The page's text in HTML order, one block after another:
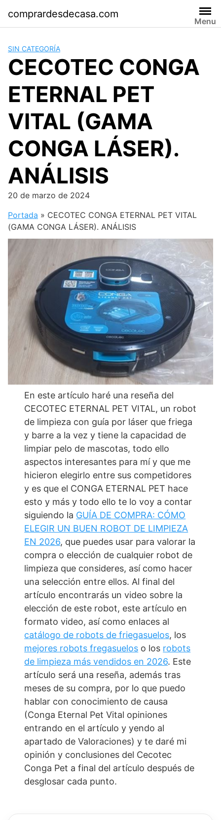
contenido
comprardesdecasa.com
Menu
SIN CATEGORÍA
CECOTEC CONGA
ETERNAL PET
VITAL (GAMA
CONGA LÁSER).
ANÁLISIS
20 de marzo de 2024
Portada » CECOTEC CONGA ETERNAL PET VITAL
(GAMA CONGA LÁSER). ANÁLISIS
En este artículo haré una reseña del
CECOTEC ETERNAL PET VITAL, un robot
de limpieza con guía por láser que friega
y barre a la vez y tiene la capacidad de
limpiar pelo de mascotas, todo ello
aspectos interesantes para mí y que me
hicieron elegirlo entre sus competidores
y es que el CONGA ETERNAL PET hace
esto y más y todo ello te lo voy a contar
siguiendo la GUÍA DE COMPRA: CÓMO
ELEGIR UN BUEN ROBOT DE LIMPIEZA
EN 2026, que puedes usar para valorar la
compra o elección de cualquier robot de
limpieza que consideres, así como hacer
una selección entre ellos. Al final del
artículo encontrarás un video sobre la
elección de este robot, este artículo en
formato video, así como enlaces al
catálogo de robots de friegasuelos, los
mejores robots fregasuelos o los robots
de limpieza más vendidos en 2026. Este
artículo será una reseña, además tras
meses de su compra, por lo que puedo
hablar con conocimiento de causa
(Conga Eternal Pet Vital opiniones
entrando en el artículo y yendo al
apartado de Valoraciones) y te daré mi
opinión y conclusiones del Cecotec
Conga Pet a final del artículo después de
desglosar cada punto.